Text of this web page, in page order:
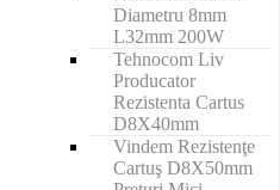
Diametru 8mm
L32mm 200W
Tehnocom Liv
Producator
Rezistenta Cartus
D8X40mm
Vindem Rezistenţe
Cartuş D8X50mm